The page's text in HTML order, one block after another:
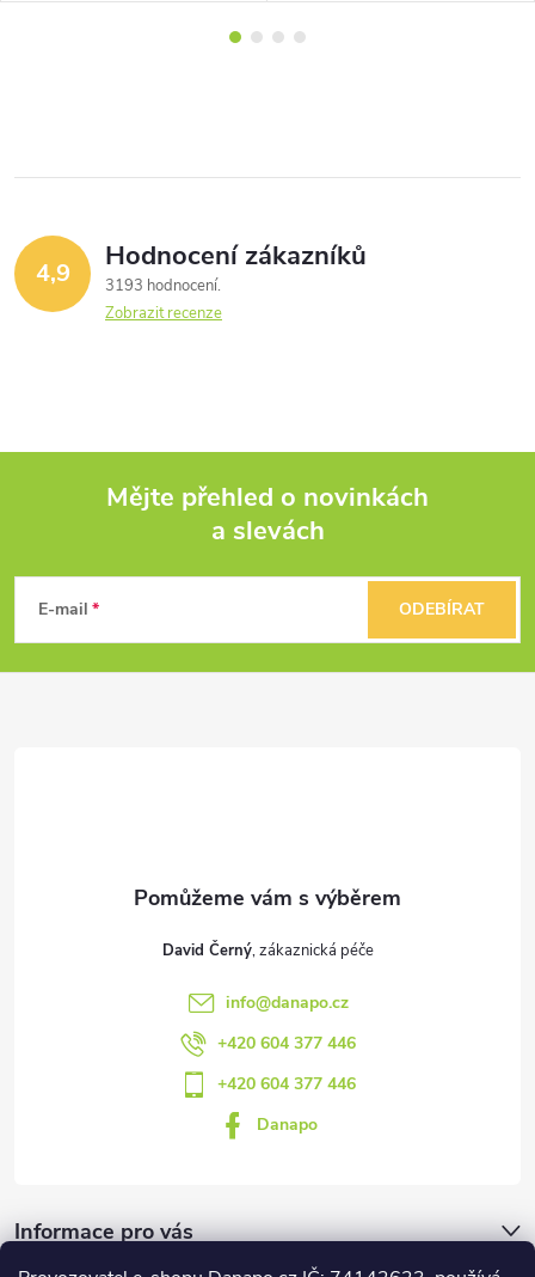
4,9 Hodnocení zákazníků
3193 hodnocení
Zobrazit recenze
p
Mějte přehled o novinkách
a slevách
E-mail ODEBÍRAT
David Černý
info@danapo.cz
+420 604 377 446
+420 604 377 446
Danapo
Informace pro vás